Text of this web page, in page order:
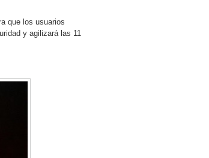
que los usuarios
y agilizará las 11